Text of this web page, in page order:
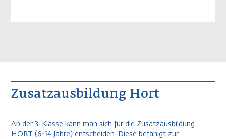
Zusatzausbildung Hort
Ab der 3. Klasse kann man sich für die Zusatzausbildung
HORT (6-14 Jahre) entscheiden. Diese befähigt zur